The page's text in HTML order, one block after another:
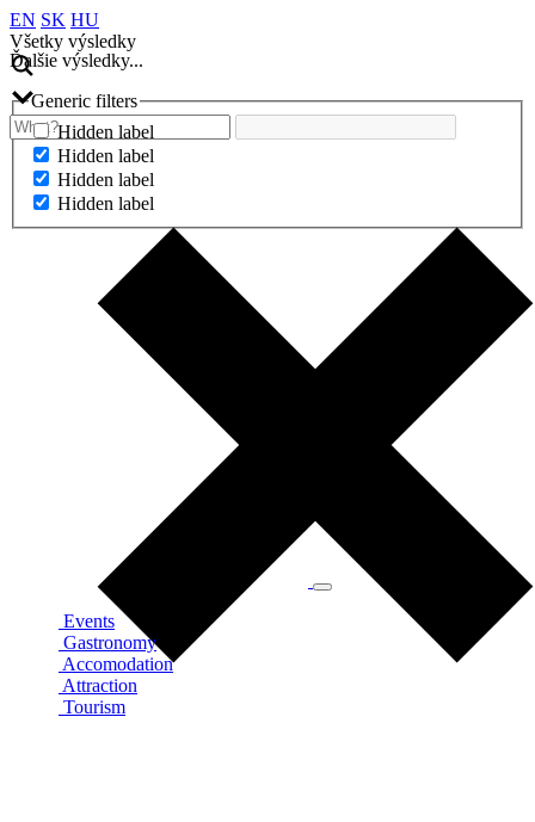
EN SK HU
Všetky výsledky
Ďalšie výsledky...
Generic filters
Hidden label
Hidden label
Hidden label
Hidden label
Ďalšie výsledky...
Events
Gastronomy
Accomodation
Attraction
Tourism